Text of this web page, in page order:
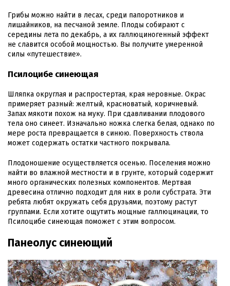
Грибы можно найти в лесах, среди папоротников и
лишайников, на песчаной земле. Плоды собирают с
середины лета по декабрь, а их галлюциногенный эффект
не славится особой мощностью. Вы получите умеренной
силы «путешествие».
Псилоцибе синеющая
Шляпка округлая и распростертая, края неровные. Окрас
примеряет разный: желтый, красноватый, коричневый.
Запах мякоти похож на муку. При сдавливании плодового
тела оно синеет. Изначально ножка слегка белая, однако по
мере роста превращается в синюю. Поверхность ствола
может содержать остатки частного покрывала.
Плодоношение осуществляется осенью. Поселения можно
найти во влажной местности и в грунте, который содержит
много органических полезных компонентов. Мертвая
древесина отлично подходит для них в роли субстрата. Эти
ребята любят окружать себя друзьями, поэтому растут
группами. Если хотите ощутить мощные галлюцинации, то
Псилоцибе синеющая поможет с этим вопросом.
Панеолус синеющий